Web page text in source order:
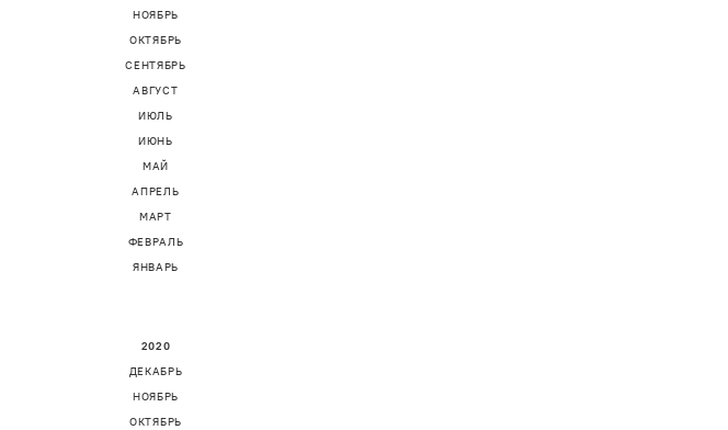
НОЯБРЬ
ОКТЯБРЬ
СЕНТЯБРЬ
АВГУСТ
ИЮЛЬ
ИЮНЬ
МАЙ
АПРЕЛЬ
МАРТ
ФЕВРАЛЬ
ЯНВАРЬ
2020
ДЕКАБРЬ
НОЯБРЬ
ОКТЯБРЬ